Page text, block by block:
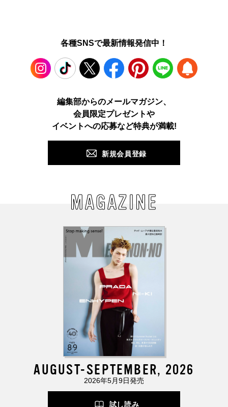
各種SNSで最新情報発信中！
TikTok X Facebook Pinterest LINE
編集部からのメールマガジン、
会員限定プレゼントや
イベントへの応募など特典が満載!
新規会員登録
MAGAZINE
AUGUST-SEPTEMBER, 2026
2026年5月9日発売
試し読み